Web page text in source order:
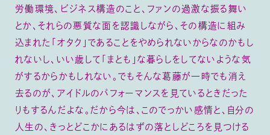
労働環境、ビジネス構造のこと、ファンの過激な振る舞い
とか、それらの悪質な面を認識しながら、その構造に組み
込まれた「オタク」であることをやめられないからなのかもし
れないし、いい歳して「まとも」な暮らしをしてないような気
がするからかもしれない。でもそんな葛藤が一時でも消え
去るのが、アイドルのパフォーマンスを見ているときだった
りもするんだよな。だから今は、このでっかい感情と、自分の
人生の、きっとどこかにあるはずの落としどころを見つける